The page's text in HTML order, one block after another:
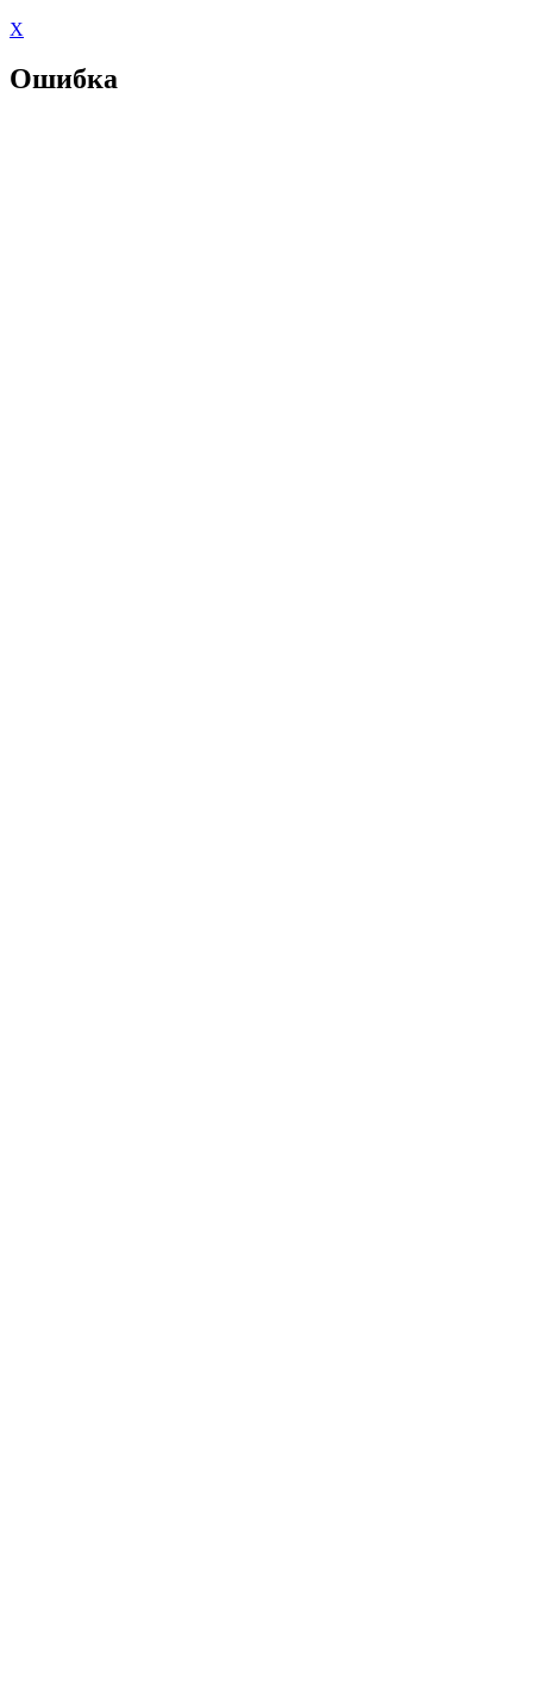
X
Ошибка